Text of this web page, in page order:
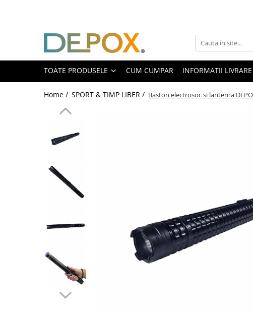
Toate Produsele
SPORT & TIMP LIBER
AUTOAPARARE
Pumnaluri si boxuri
Bastoane telescopice si nunceaguri
Spray autoaparare
Seturi & accesorii autoaparare
Cutite vanatoare
Accesorii tactice si sport
Topor camping
Seturi de cutite & accesorii
vanatoare si tactice
TOATE PRODUSELE CUM CUMPAR INFORMATII LIVRARE
Home / SPORT & TIMP LIBER / Baston electrosoc si lanterna